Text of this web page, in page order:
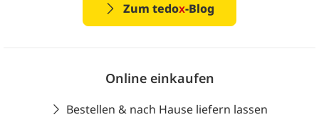
Zum tedox-Blog
Online einkaufen
Bestellen & nach Hause liefern lassen